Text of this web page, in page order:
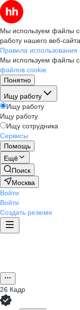
Мы используем файлы
работу нашего веб-
Правила
Мы используем файлы
файлов cookie
Понятно
Ищу работу
Ищу работу
Ищу работу
Ищу сотрудника
Сервисы
Помощь
Ещё
Поиск
Москва
Войти
Войти
Создать резюме
26 Кадр